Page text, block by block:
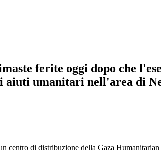
ferite oggi dopo che
aiuti umanitari nell'area di
centro di distribuzione della Gaza